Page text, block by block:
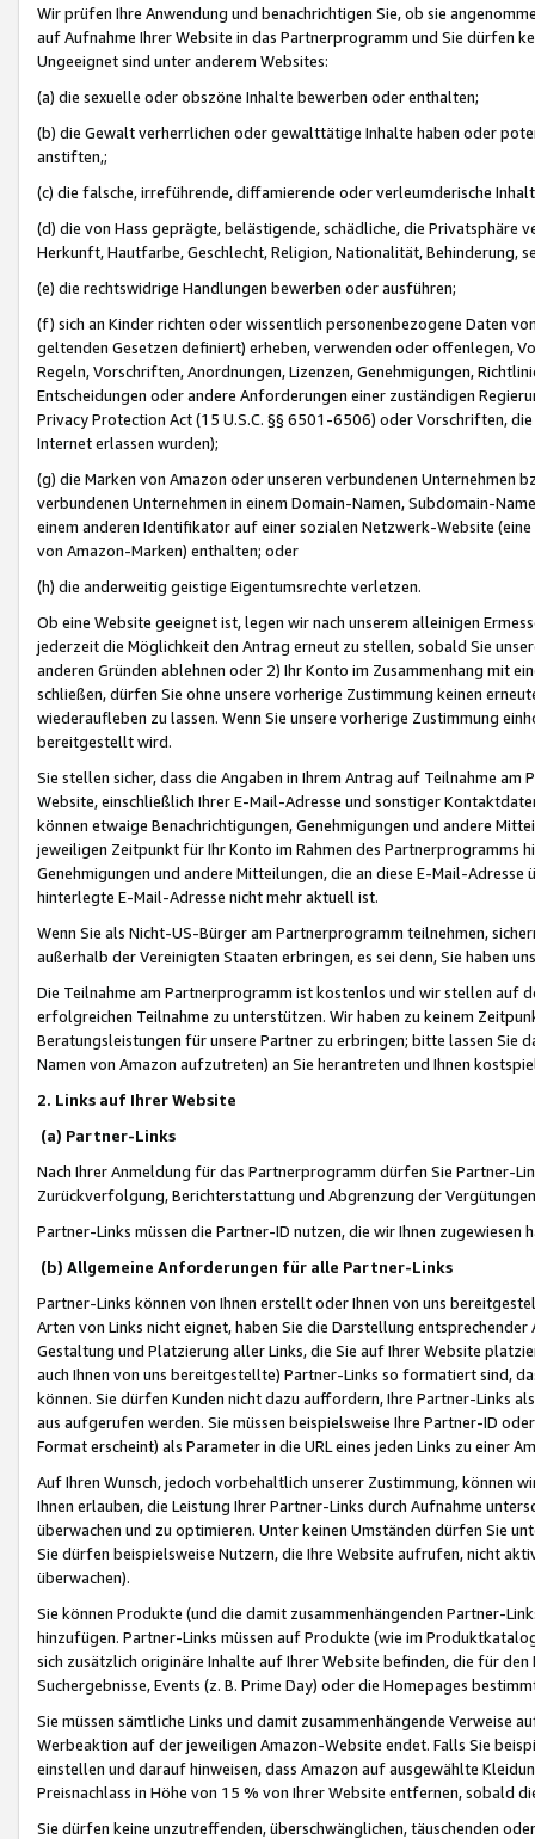
Wir prüfen Ihre Anwendung und benachrichtigen Sie, ob sie
auf Aufnahme Ihrer Website in das Partnerprogramm und Sie dürfen
Ungeeignet sind unter anderem Websites:
(a) die sexuelle oder obszöne Inhalte bewerben oder enthalten;
(b) die Gewalt verherrlichen oder gewalttätige Inhalte haben oder
anstiften,;
(c) die falsche, irreführende, diffamierende oder verleumderische
(d) die von Hass geprägte, belästigende, schädliche, die Privatsphäre
Herkunft, Hautfarbe, Geschlecht, Religion, Nationalität, Behinderung,
(e) die rechtswidrige Handlungen bewerben oder ausführen;
(f) sich an Kinder richten oder wissentlich personenbezogene Daten
geltenden Gesetzen definiert) erheben, verwenden oder offenlegen,
Regeln, Vorschriften, Anordnungen, Lizenzen, Genehmigungen,
Entscheidungen oder andere Anforderungen einer zuständigen
Privacy Protection Act (15 U.S.C. §§ 6501-6506) oder Vorschriften,
Internet erlassen wurden);
(g) die Marken von Amazon oder unseren verbundenen Unternehmen
verbundenen Unternehmen in einem Domain-Namen, Subdomain-
einem anderen Identifikator auf einer sozialen Netzwerk-Website
von Amazon-Marken) enthalten; oder
(h) die anderweitig geistige Eigentumsrechte verletzen.
Ob eine Website geeignet ist, legen wir nach unserem alleinigen
jederzeit die Möglichkeit den Antrag erneut zu stellen, sobald Sie
anderen Gründen ablehnen oder 2) Ihr Konto im Zusammenhang mit
schließen, dürfen Sie ohne unsere vorherige Zustimmung keinen
wiederaufleben zu lassen. Wenn Sie unsere vorherige Zustimmung
bereitgestellt wird.
Sie stellen sicher, dass die Angaben in Ihrem Antrag auf Teilnahme
Website, einschließlich Ihrer E-Mail-Adresse und sonstiger
können etwaige Benachrichtigungen, Genehmigungen und andere
jeweiligen Zeitpunkt für Ihr Konto im Rahmen des Partnerprogramms
Genehmigungen und andere Mitteilungen, die an diese E-Mail-
hinterlegte E-Mail-Adresse nicht mehr aktuell ist.
Wenn Sie als Nicht-US-Bürger am Partnerprogramm teilnehmen,
außerhalb der Vereinigten Staaten erbringen, es sei denn, Sie haben
Die Teilnahme am Partnerprogramm ist kostenlos und wir stellen auf
erfolgreichen Teilnahme zu unterstützen. Wir haben zu keinem
Beratungsleistungen für unsere Partner zu erbringen; bitte lassen Sie
Namen von Amazon aufzutreten) an Sie herantreten und Ihnen
2. Links auf Ihrer Website
(a) Partner-Links
Nach Ihrer Anmeldung für das Partnerprogramm dürfen Sie Partner-
Zurückverfolgung, Berichterstattung und Abgrenzung der
Partner-Links müssen die Partner-ID nutzen, die wir Ihnen zugewiesen
(b) Allgemeine Anforderungen für alle Partner-Links
Partner-Links können von Ihnen erstellt oder Ihnen von uns
Arten von Links nicht eignet, haben Sie die Darstellung
Gestaltung und Platzierung aller Links, die Sie auf Ihrer Website
auch Ihnen von uns bereitgestellte) Partner-Links so formatiert sind,
können. Sie dürfen Kunden nicht dazu auffordern, Ihre Partner-Links
aus aufgerufen werden. Sie müssen beispielsweise Ihre Partner-ID
Format erscheint) als Parameter in die URL eines jeden Links zu einer
Auf Ihren Wunsch, jedoch vorbehaltlich unserer Zustimmung, können
Ihnen erlauben, die Leistung Ihrer Partner-Links durch Aufnahme
überwachen und zu optimieren. Unter keinen Umständen dürfen Sie
Sie dürfen beispielsweise Nutzern, die Ihre Website aufrufen, nicht
überwachen).
Sie können Produkte (und die damit zusammenhängenden Partner-
hinzufügen. Partner-Links müssen auf Produkte (wie im
sich zusätzlich originäre Inhalte auf Ihrer Website befinden, die für
Suchergebnisse, Events (z. B. Prime Day) oder die Homepages
Sie müssen sämtliche Links und damit zusammenhängende
Werbeaktion auf der jeweiligen Amazon-Website endet. Falls Sie
einstellen und darauf hinweisen, dass Amazon auf ausgewählte
Preisnachlass in Höhe von 15 % von Ihrer Website entfernen, sobald
Sie dürfen keine unzutreffenden, überschwänglichen, täuschenden